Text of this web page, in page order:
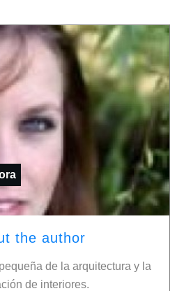
the author
de la arquitectura y la
de interiores.